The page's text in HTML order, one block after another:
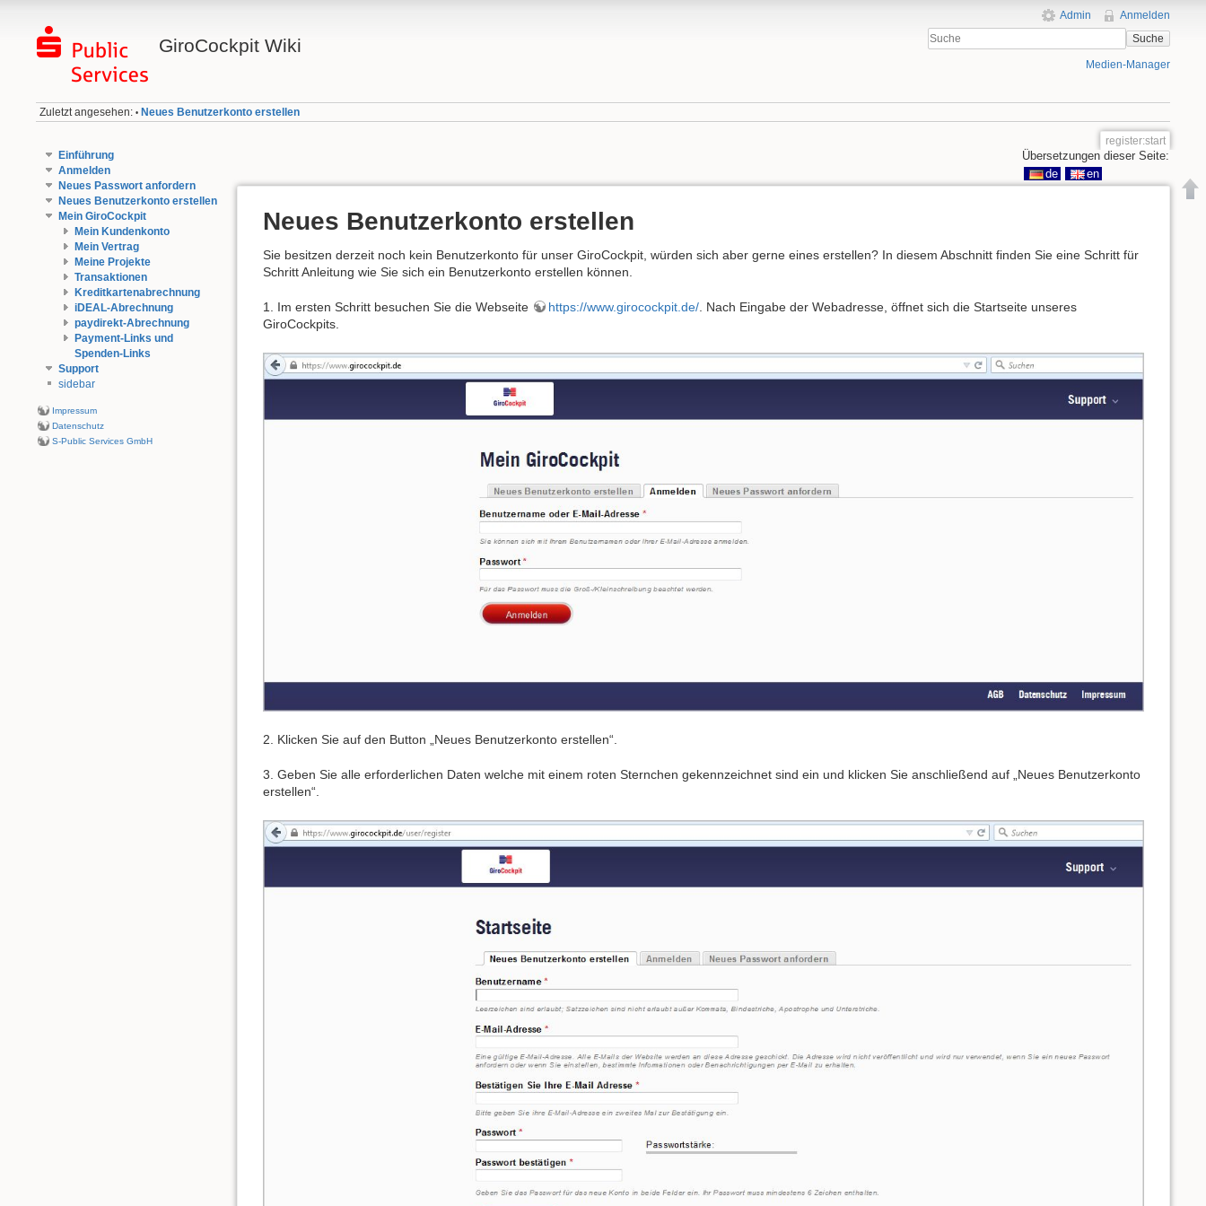
GiroCockpit Wiki
Admin
Anmelden
Suche
Medien-Manager
Zuletzt angesehen: • Neues Benutzerkonto erstellen
Einführung
Anmelden
Neues Passwort anfordern
Neues Benutzerkonto erstellen
Mein GiroCockpit
Mein Kundenkonto
Mein Vertrag
Meine Projekte
Transaktionen
Kreditkartenabrechnung
iDEAL-Abrechnung
paydirekt-Abrechnung
Payment-Links und
Spenden-Links
Support
sidebar
Impressum
Datenschutz
S-Public Services GmbH
Übersetzungen dieser Seite:
de
en
register:start
Neues Benutzerkonto erstellen
Sie besitzen derzeit noch kein Benutzerkonto für unser GiroCockpit, würden sich aber gerne eines erstellen? In diesem Abschnitt finden Sie eine Schritt für
Schritt Anleitung wie Sie sich ein Benutzerkonto erstellen können.
1. Im ersten Schritt besuchen Sie die Webseite https://www.girocockpit.de/ . Nach Eingabe der Webadresse, öffnet sich die Startseite unseres
GiroCockpits.
2. Klicken Sie auf den Button „Neues Benutzerkonto erstellen“.
3. Geben Sie alle erforderlichen Daten welche mit einem roten Sternchen gekennzeichnet sind ein und klicken Sie anschließend auf „Neues Benutzerkonto
erstellen“.